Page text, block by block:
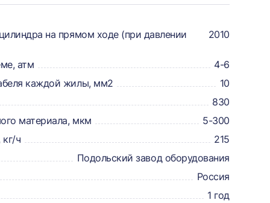
на прямом ходе (при давлении
2010
атм
4-6
каждой жилы, мм2
10
830
материала, мкм
5-300
ч
215
Подольский завод оборудования
Россия
1 год